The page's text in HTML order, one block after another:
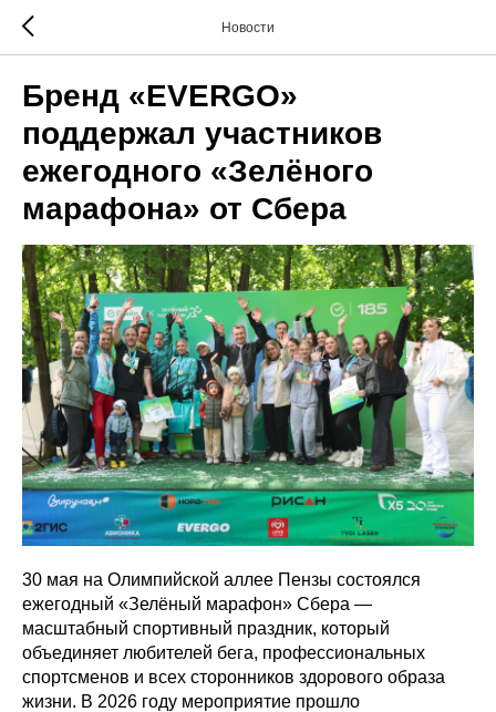
Новости
Бренд «EVERGO»
поддержал участников
ежегодного «Зелёного
марафона» от Сбера
30 мая на Олимпийской аллее Пензы состоялся
ежегодный «Зелёный марафон» Сбера —
масштабный спортивный праздник, который
объединяет любителей бега, профессиональных
спортсменов и всех сторонников здорового образа
жизни. В 2026 году мероприятие прошло